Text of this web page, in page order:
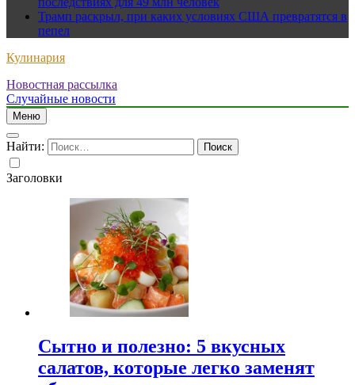
Трамп раскрыл, при каких условиях США превратятся в
пепел
Кулинария
Новостная рассылка
Случайные новости
Меню
Найти:
Заголовки
Сытно и полезно: 5 вкусных
салатов, которые легко заменят